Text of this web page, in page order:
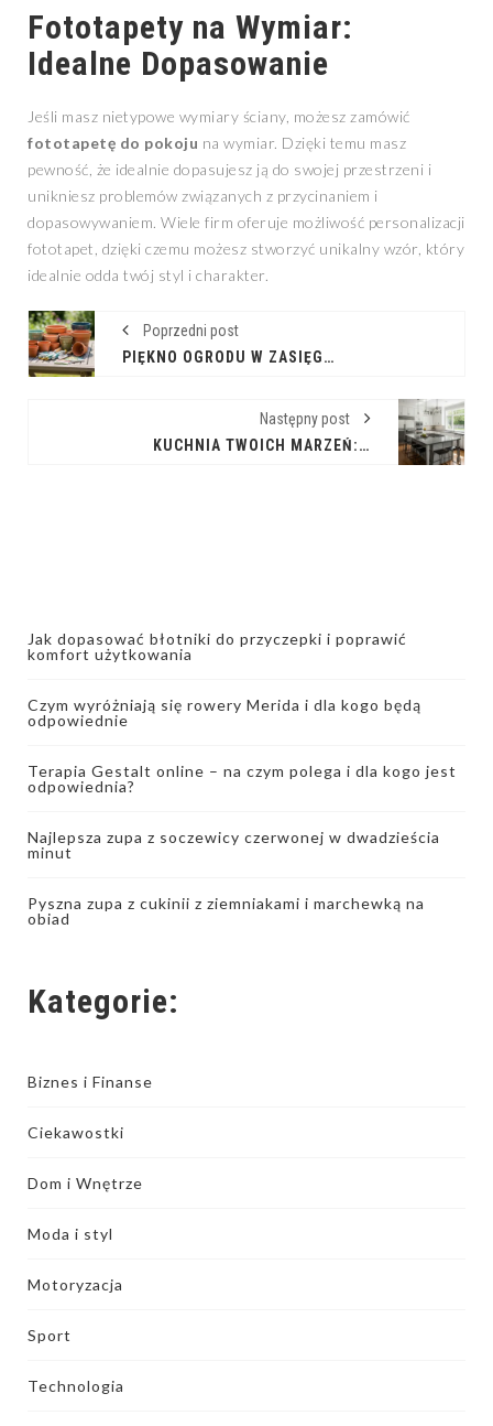
Fototapety na Wymiar:
Idealne Dopasowanie
Jeśli masz nietypowe wymiary ściany, możesz zamówić
fototapetę do pokoju na wymiar. Dzięki temu masz
pewność, że idealnie dopasujesz ją do swojej przestrzeni i
unikniesz problemów związanych z przycinaniem i
dopasowywaniem. Wiele firm oferuje możliwość personalizacji
fototapet, dzięki czemu możesz stworzyć unikalny wzór, który
idealnie odda twój styl i charakter.
Poprzedni post
PIĘKNO OGRODU W ZASIĘGU RĘKI - WYBIERAMY IDEALNE DONICE
Następny post
KUCHNIA TWOICH MARZEŃ: IDEALNE ROZWIĄZANIA NA WYMIAR
Jak dopasować błotniki do przyczepki i poprawić
komfort użytkowania
Czym wyróżniają się rowery Merida i dla kogo będą
odpowiednie
Terapia Gestalt online – na czym polega i dla kogo jest
odpowiednia?
Najlepsza zupa z soczewicy czerwonej w dwadzieścia
minut
Pyszna zupa z cukinii z ziemniakami i marchewką na
obiad
Kategorie:
Biznes i Finanse
Ciekawostki
Dom i Wnętrze
Moda i styl
Motoryzacja
Sport
Technologia